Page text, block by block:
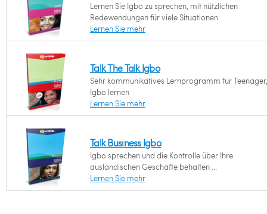
Lernen Sie Igbo zu sprechen, mit nützlichen
Redewendungen für viele Situationen.
Lernen Sie mehr
Talk The Talk Igbo
Sehr kommunikatives Lernprogramm für
Igbo lernen
Lernen Sie mehr
Talk Business Igbo
Igbo sprechen und die Kontrolle über Ihre
ausländischen Geschäfte behalten ...
Lernen Sie mehr